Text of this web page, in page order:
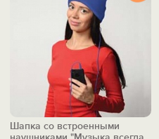
Шапка со встроенными